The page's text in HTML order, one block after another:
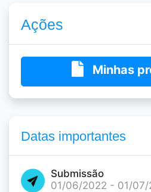
Ações
Minhas
Datas importantes
Submissão
01/06/2022 - 01/07/